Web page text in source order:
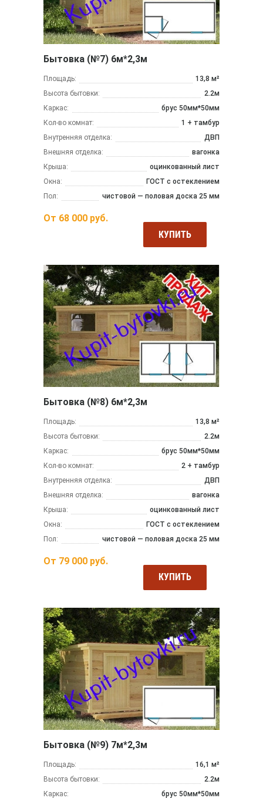
Бытовка (№7) 6м*2,3м
Площадь:
13,8 м²
Высота бытовки:
2.2м
Каркас:
брус 50мм*50мм
Кол-во комнат:
1 + тамбур
Внутренняя отделка:
ДВП
Внешняя отделка:
вагонка
Крыша:
оцинкованный лист
Окна:
ГОСТ с остеклением
Пол:
чистовой — половая доска 25 мм
От 68 000 руб.
КУПИТЬ
Бытовка (№8) 6м*2,3м
Площадь:
13,8 м²
Высота бытовки:
2.2м
Каркас:
брус 50мм*50мм
Кол-во комнат:
2 + тамбур
Внутренняя отделка:
ДВП
Внешняя отделка:
вагонка
Крыша:
оцинкованный лист
Окна:
ГОСТ с остеклением
Пол:
чистовой — половая доска 25 мм
От 79 000 руб.
КУПИТЬ
Бытовка (№9) 7м*2,3м
Площадь:
16,1 м²
Высота бытовки:
2.2м
Каркас:
брус 50мм*50мм